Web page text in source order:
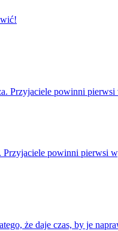
Przyjaciele powinni
powinni pierwsi
że daje czas, by je